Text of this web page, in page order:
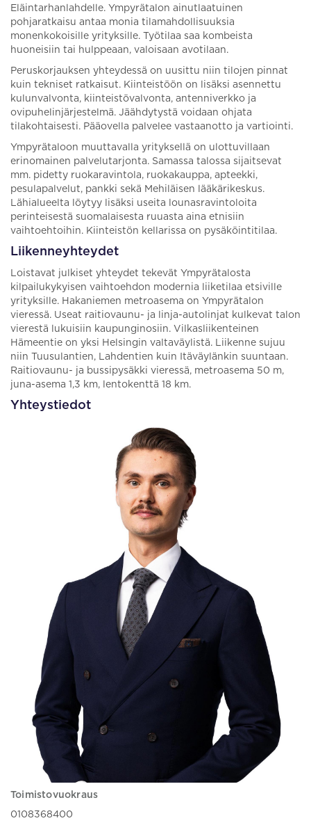
Eläintarhanlahdelle. Ympyrätalon ainutlaatuinen
pohjaratkaisu antaa monia tilamahdollisuuksia
monenkokoisille yrityksille. Työtilaa saa kombeista
huoneisiin tai hulppeaan, valoisaan avotilaan.
Peruskorjauksen yhteydessä on uusittu niin tilojen pinnat
kuin tekniset ratkaisut. Kiinteistöön on lisäksi asennettu
kulunvalvonta, kiinteistövalvonta, antenniverkko ja
ovipuhelinjärjestelmä. Jäähdytystä voidaan ohjata
tilakohtaisesti. Pääovella palvelee vastaanotto ja vartiointi.
Ympyrätaloon muuttavalla yrityksellä on ulottuvillaan
erinomainen palvelutarjonta. Samassa talossa sijaitsevat
mm. pidetty ruokaravintola, ruokakauppa, apteekki,
pesulapalvelut, pankki sekä Mehiläisen lääkärikeskus.
Lähialueelta löytyy lisäksi useita lounasravintoloita
perinteisestä suomalaisesta ruuasta aina etnisiin
vaihtoehtoihin. Kiinteistön kellarissa on pysäköintitilaa.
Liikenneyhteydet
Loistavat julkiset yhteydet tekevät Ympyrätalosta
kilpailukykyisen vaihtoehdon modernia liiketilaa etsiville
yrityksille. Hakaniemen metroasema on Ympyrätalon
vieressä. Useat raitiovaunu- ja linja-autolinjat kulkevat talon
vierestä lukuisiin kaupunginosiin. Vilkasliikenteinen
Hämeentie on yksi Helsingin valtaväylistä. Liikenne sujuu
niin Tuusulantien, Lahdentien kuin Itäväylänkin suuntaan.
Raitiovaunu- ja bussipysäkki vieressä, metroasema 50 m,
juna-asema 1,3 km, lentokenttä 18 km.
Yhteystiedot
Toimistovuokraus
0108368400